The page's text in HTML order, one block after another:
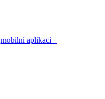
mobilní aplikaci –